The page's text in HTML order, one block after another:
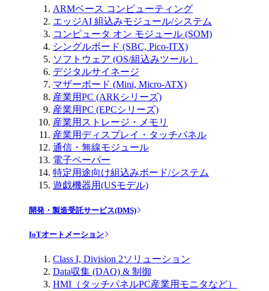
ARMベース コンピューティング
エッジAI 組込みモジュール/システム
コンピュータ オン モジュール (SOM)
シングルボード (SBC, Pico-ITX)
ソフトウェア (OS/組込みツール）
デジタルサイネージ
マザーボード (Mini, Micro-ATX)
産業用PC (ARKシリーズ)
産業用PC (EPCシリーズ)
産業用ストレージ・メモリ
産業用ディスプレイ・タッチパネル
通信・無線モジュール
電子ペーパー
特定用途向け組込みボード/システム
遊戯機器用(USモデル)
開発・製造受託サービス(DMS)
IoTオートメーション
Class I, Division 2ソリューション
Data収集 (DAQ) & 制御
HMI（タッチパネルPC産業用モニタなど）